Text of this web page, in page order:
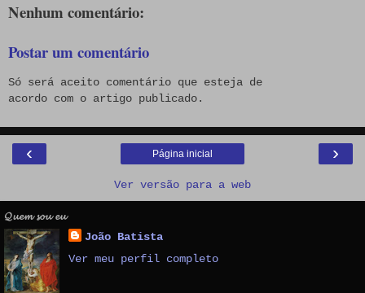
Nenhum comentário:
Postar um comentário
Só será aceito comentário que esteja de
acordo com o artigo publicado.
‹ ›
Página inicial
Ver versão para a web
𝓠𝓾𝓮𝓶 𝓼𝓸𝓾 𝓮𝓾
João Batista
Ver meu perfil completo